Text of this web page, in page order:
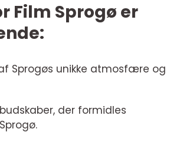
Film Sprogø er
Sprogøs unikke atmosfære og
der formidles